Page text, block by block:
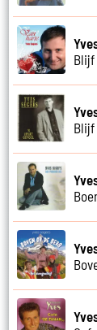
Blijf
Blijf